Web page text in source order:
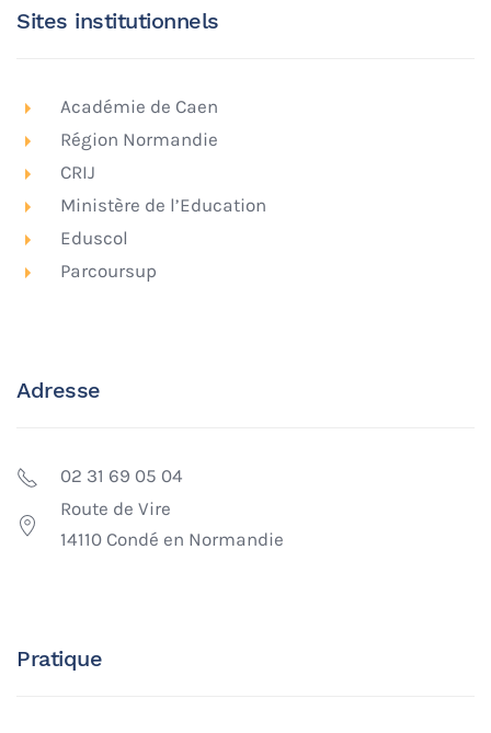
Sites institutionnels
Académie de Caen
Région Normandie
CRIJ
Ministère de l’Education
Eduscol
Parcoursup
Adresse
02 31 69 05 04
Route de Vire
14110 Condé en Normandie
Pratique